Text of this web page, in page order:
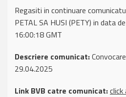
Regasiti in continuare
PETAL SA HUSI (PETY) in data
16:00:18 GMT
Descriere comunicat:
29.04.2025
Link BVB catre comunicat:click